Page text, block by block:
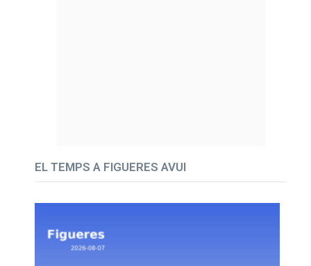
EL TEMPS A FIGUERES AVUI